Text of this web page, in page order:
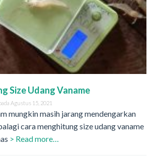
Size Udang Vaname
Agustus 15, 2021
mungkin masih jarang mendengarkan
cara menghitung size udang vaname
> Read more…